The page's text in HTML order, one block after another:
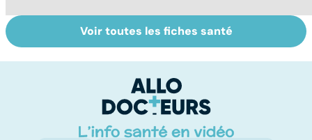
HPV : tout savoir
sur les
Faire du sport à
domicile, c'est
Voir toutes les fiches santé